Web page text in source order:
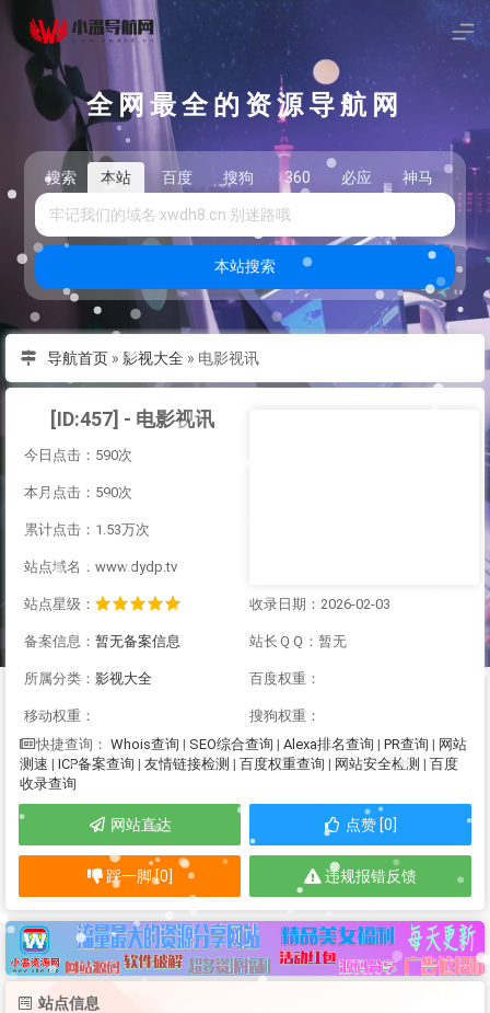
全网最全的资源导航网
搜索 本站 百度 搜狗 360 必应 神马 头
本站搜索
导航首页» 影视大全 » 电影视讯
[ID:457] - 电影视讯
今日点击：590次
本月点击：590次
累计点击：1.53万次
站点域名：www.dydp.tv
站点星级： 收录日期：2026-02-03
备案信息： 暂无备案信息 站长ＱＱ：暂无
所属分类： 影视大全 百度权重：
移动权重： 搜狗权重：
快捷查询： Whois查询 | SEO综合查询 | Alexa排名查询 | PR查询 | 网站
测速 | ICP备案查询 | 友情链接检测 | 百度权重查询 | 网站安全检测 | 百度
收录查询
网站直达 点赞 [0]
踩一脚 [0] 违规报错反馈
站点信息